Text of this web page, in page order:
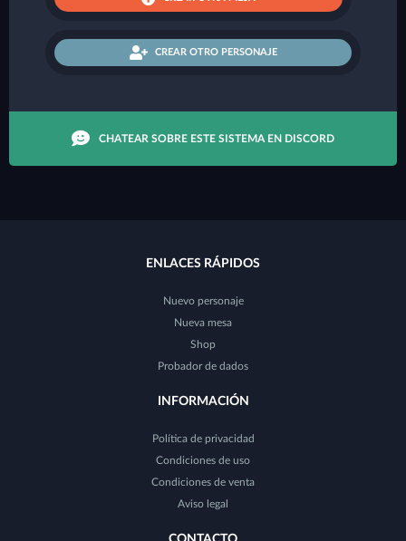
CREAR OTRO PERSONAJE
CHATEAR SOBRE ESTE SISTEMA EN DISCORD
ENLACES RÁPIDOS
Nuevo personaje
Nueva mesa
Shop
Probador de dados
INFORMACIÓN
Política de privacidad
Condiciones de uso
Condiciones de venta
Aviso legal